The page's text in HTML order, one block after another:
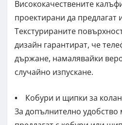
Висококачествените
проектирани да предлагат
Текстурираните
дизайн гарантират, че
държане, намалявайки
случайно изпускане.
• Кобури и щипки за колан
За допълнително удобство